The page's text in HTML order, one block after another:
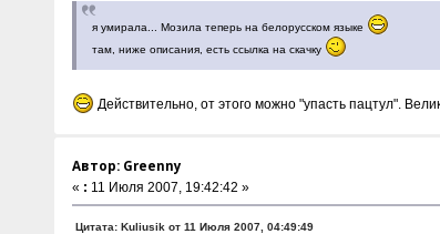
я умирала... Мозила теперь на белорусском языке
там, ниже описания, есть ссылка на скачку
Действительно, от этого можно "упасть пацтул".
Автор: Greenny
« : 11 Июля 2007, 19:42:42 »
Цитата: Kuliusik от 11 Июля 2007, 04:49:49